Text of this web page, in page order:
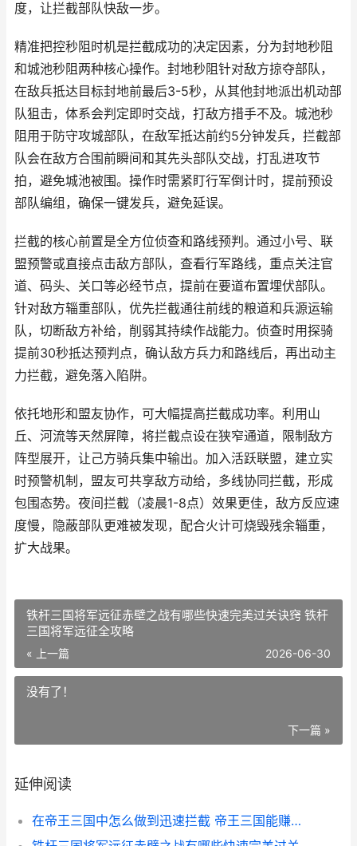
度，让拦截部队快敌一步。
精准把控秒阻时机是拦截成功的决定因素，分为封地秒阻
和城池秒阻两种核心操作。封地秒阻针对敌方掠夺部队，
在敌兵抵达目标封地前最后3-5秒，从其他封地派出机动部
队狙击，体系会判定即时交战，打敌方措手不及。城池秒
阻用于防守攻城部队，在敌军抵达前约5分钟发兵，拦截部
队会在敌方合围前瞬间和其先头部队交战，打乱进攻节
拍，避免城池被围。操作时需紧盯行军倒计时，提前预设
部队编组，确保一键发兵，避免延误。
拦截的核心前置是全方位侦查和路线预判。通过小号、联
盟预警或直接点击敌方部队，查看行军路线，重点关注官
道、码头、关口等必经节点，提前在要道布置埋伏部队。
针对敌方辎重部队，优先拦截通往前线的粮道和兵源运输
队，切断敌方补给，削弱其持续作战能力。侦查时用探骑
提前30秒抵达预判点，确认敌方兵力和路线后，再出动主
力拦截，避免落入陷阱。
依托地形和盟友协作，可大幅提高拦截成功率。利用山
丘、河流等天然屏障，将拦截点设在狭窄通道，限制敌方
阵型展开，让己方骑兵集中输出。加入活跃联盟，建立实
时预警机制，盟友可共享敌方动给，多线协同拦截，形成
包围态势。夜间拦截（凌晨1-8点）效果更佳，敌方反应速
度慢，隐蔽部队更难被发现，配合火计可烧毁残余辎重，
扩大战果。
铁杆三国将军远征赤壁之战有哪些快速完美过关诀窍 铁杆
三国将军远征全攻略
« 上一篇 2026-06-30
没有了！
下一篇 »
延伸阅读
在帝王三国中怎么做到迅速拦截 帝王三国能赚钱吗